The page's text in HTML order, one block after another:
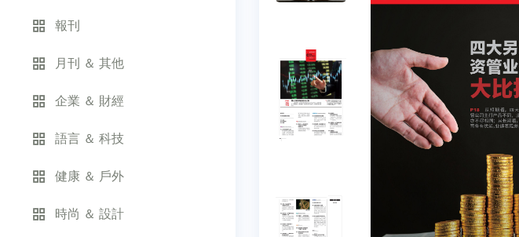
報刊
月刊 ＆ 其他
企業 ＆ 財經
語言 ＆ 科技
健康 ＆ 戶外
時尚 ＆ 設計